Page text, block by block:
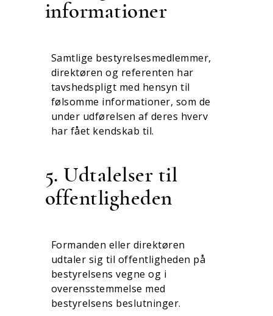
informationer
Samtlige bestyrelsesmedlemmer,
direktøren og referenten har
tavshedspligt med hensyn til
følsomme informationer, som de
under udførelsen af deres hverv
har fået kendskab til.
5. Udtalelser til
offentligheden
Formanden eller direktøren
udtaler sig til offentligheden på
bestyrelsens vegne og i
overensstemmelse med
bestyrelsens beslutninger.